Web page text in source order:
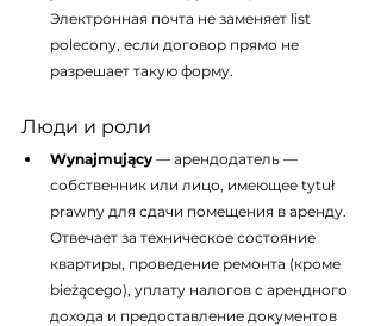
Электронная почта не заменяет list
polecony, если договор прямо не
разрешает такую форму.
Люди и роли
Wynajmujący — арендодатель —
собственник или лицо, имеющее tytuł
prawny для сдачи помещения в аренду.
Отвечает за техническое состояние
квартиры, проведение ремонта (кроме
bieżącego), уплату налогов с арендного
дохода и предоставление документов